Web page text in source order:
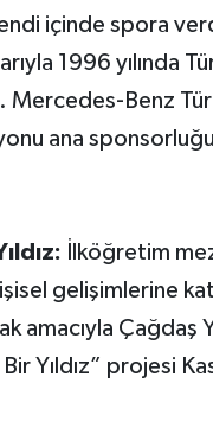
içinde spora
1996 yılında
Benz
ana sponsorluğu
İlköğretim
gelişimlerine
amacıyla
Bir Yıldız” projesi